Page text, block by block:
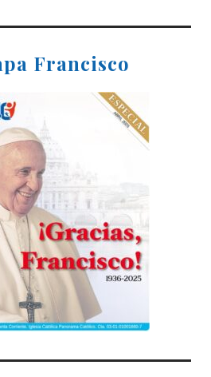
Francisco